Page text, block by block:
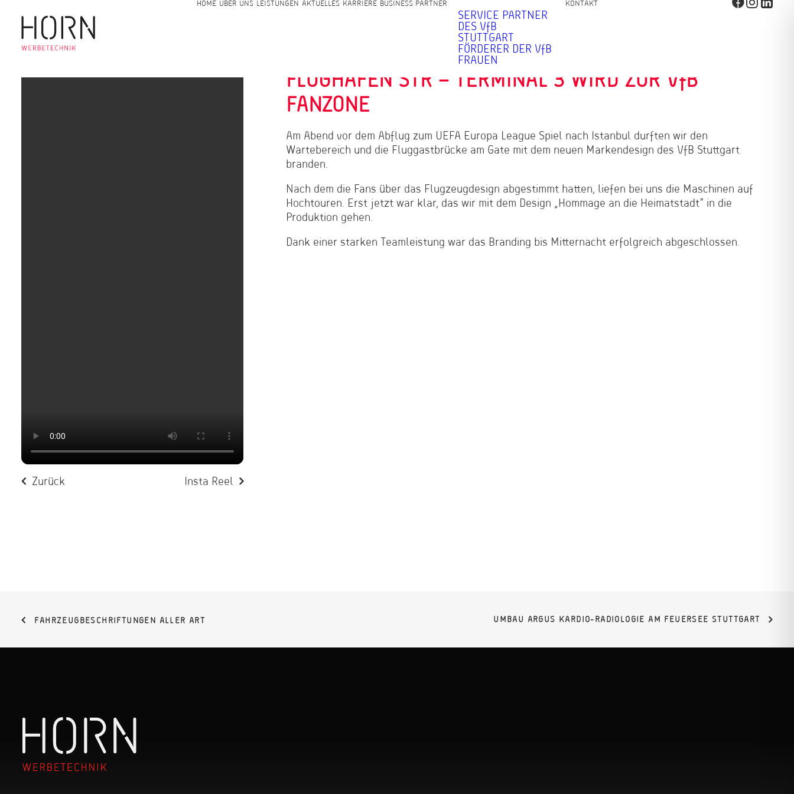
HOME ÜBER UNS LEISTUNGEN AKTUELLES KARRIERE BUSINESS PARTNER
SERVICE PARTNER
DES VfB
STUTTGART
FÖRDERER DER VfB
FRAUEN
KONTAKT
Zurück Insta Reel
FLUGHAFEN STR – TERMINAL 3 WIRD ZUR VfB
FANZONE
Am Abend vor dem Abflug zum UEFA Europa League Spiel nach Istanbul durften wir den
Wartebereich und die Fluggastbrücke am Gate mit dem neuen Markendesign des VfB Stuttgart
branden.
Nach dem die Fans über das Flugzeugdesign abgestimmt hatten, liefen bei uns die Maschinen auf
Hochtouren. Erst jetzt war klar, das wir mit dem Design „Hommage an die Heimatstadt“ in die
Produktion gehen.
Dank einer starken Teamleistung war das Branding bis Mitternacht erfolgreich abgeschlossen.
FAHRZEUG­BESCHRIFTUNGEN ALLER ART UMBAU ARGUS KARDIO-RADIOLOGIE AM FEUERSEE STUTTGART